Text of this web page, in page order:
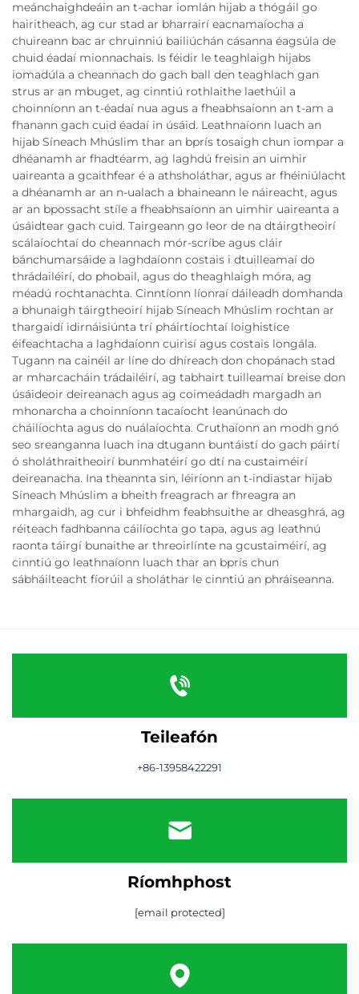
meánchaighdeáin an t-achar iomlán hijab a thógáil go
hairitheach, ag cur stad ar bharrairí eacnamaíocha a
chuireann bac ar chruinniú bailiúchán cásanna éagsúla de
chuid éadaí mionnachais. Is féidir le teaghlaigh hijabs
iomadúla a cheannach do gach ball den teaghlach gan
strus ar an mbuget, ag cinntiú rothlaithe laethúil a
choinníonn an t-éadaí nua agus a fheabhsaíonn an t-am a
fhanann gach cuid éadaí in úsáid. Leathnaíonn luach an
hijab Síneach Mhúslim thar an bprís tosaigh chun iompar a
dhéanamh ar fhadtéarm, ag laghdú freisin an uimhir
uaireanta a gcaithfear é a athsholáthar, agus ar fhéiniúlacht
a dhéanamh ar an n-ualach a bhaineann le náireacht, agus
ar an bpossacht stíle a fheabhsaíonn an uimhir uaireanta a
úsáidtear gach cuid. Tairgeann go leor de na dtáirgtheoirí
scálaíochtaí do cheannach mór-scríbe agus cláir
bánchumarsáide a laghdaíonn costais i dtuilleamaí do
thrádailéirí, do phobail, agus do theaghlaigh móra, ag
méadú rochtanachta. Cinntíonn líonraí dáileadh domhanda
a bhunaigh táirgtheoirí hijab Síneach Mhúslim rochtan ar
thargaidí idirnáisiúnta trí pháirtíochtaí loighistíce
éifeachtacha a laghdaíonn cuirisí agus costais longála.
Tugann na cainéil ar líne do dhíreach don chopánach stad
ar mharcacháin trádailéirí, ag tabhairt tuilleamaí breise don
úsáideoir deireanach agus ag coimeádadh margadh an
mhonarcha a choinníonn tacaíocht leanúnach do
cháilíochta agus do nuálaíochta. Cruthaíonn an modh gnó
seo sreanganna luach ina dtugann buntáistí do gach páirtí
ó sholáthraitheoirí bunmhatéirí go dtí na custaiméirí
deireanacha. Ina theannta sin, léiríonn an t-indiastar hijab
Síneach Mhúslim a bheith freagrach ar fhreagra an
mhargaidh, ag cur i bhfeidhm feabhsuithe ar dheasghrá, ag
réiteach fadhbanna cáilíochta go tapa, agus ag leathnú
raonta táirgí bunaithe ar threoirlínte na gcustaiméirí, ag
cinntiú go leathnaíonn luach thar an bprís chun
sábháilteacht fíorúil a sholáthar le cinntiú an phráiseanna.
Teileafón
+86-13958422291
Ríomhphost
[email protected]